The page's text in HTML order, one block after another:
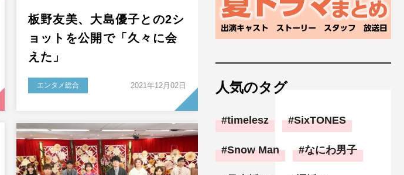
板野友美、大島優子との2シ
ョットを公開で「久々に会
えた」
エンタメ総合 2021年12月02日 人気のタグ
timelesz SixTONES
Snow Man なにわ男子